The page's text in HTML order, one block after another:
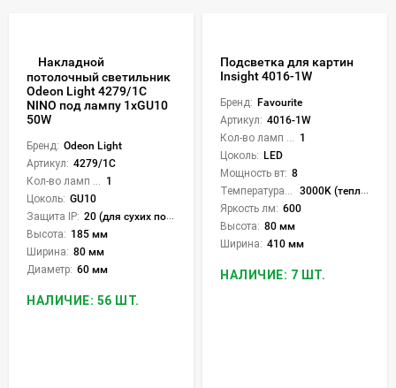
Накладной
потолочный светильник
Odeon Light 4279/1C
NINO под лампу 1xGU10
50W
Бренд: Odeon Light
Артикул: 4279/1C
1
Цоколь: GU10
Защита IP: 20 (для сухих пом.)
Высота: 185 мм
Ширина: 80 мм
Диаметр: 60 мм
НАЛИЧИЕ: 56 ШТ.
Подсветка для картин
Insight 4016-1W
Бренд: Favourite
Артикул: 4016-1W
Кол-во ламп или LED: 1
Цоколь: LED
Мощность вт: 8
Температура света:
3000K (теплый)
Яркость лм: 600
Высота: 80 мм
Ширина: 410 мм
НАЛИЧИЕ: 7 ШТ.